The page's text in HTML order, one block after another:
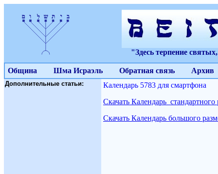
"Здесь терпение
Община Шма Исраэль Обратная связь Архив
Дополнительные статьи:
Календарь 5783 для смартфона
Скачать Календарь стандартного
Скачать Календарь большого